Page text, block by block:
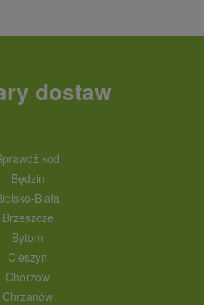
dostaw
kod
Będzin
Biała
Brzeszcze
Bytom
Cieszyn
Chorzów
Chrzanów